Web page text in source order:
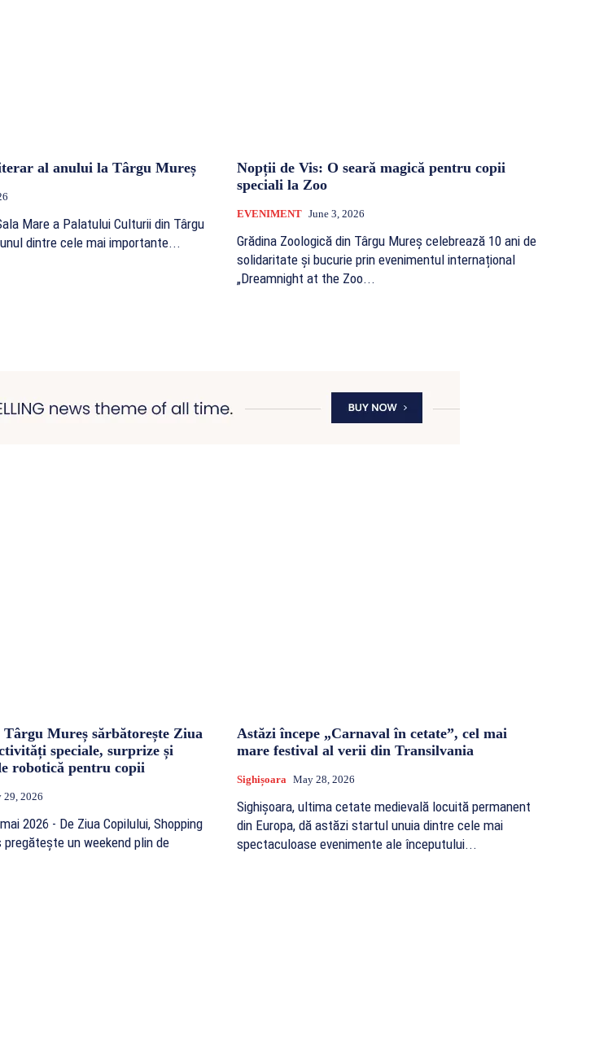
al anului la Târgu Mureș
Mare a Palatului Culturii din Târgu
dintre cele mai importante...
Nopții de Vis: O seară magică pentru copii
speciali la Zoo
EVENIMENT June 3, 2026
Grădina Zoologică din Târgu Mureș celebrează 10 ani de
solidaritate și bucurie prin evenimentul internațional
„Dreamnight at the Zoo...
Mureș sărbătorește Ziua
speciale, surprize și
robotică pentru copii
29, 2026
2026 - De Ziua Copilului, Shopping
pregătește un weekend plin de
Astăzi începe „Carnaval în cetate”, cel mai
mare festival al verii din Transilvania
Sighișoara May 28, 2026
Sighișoara, ultima cetate medievală locuită permanent
din Europa, dă astăzi startul unuia dintre cele mai
spectaculoase evenimente ale începutului...